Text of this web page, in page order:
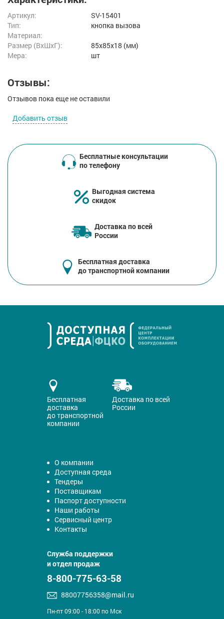
Артикул:
SV-15401
Тип:
кнопка вызова
Материал:
Размер (ВxШxГ):
85x85x18 (мм)
Мера:
шт
Отзывы:
Отзывов пока еще не оставили
Добавить отзыв
Бесплатные консультации
по телефону
Выгодная система
скидок
Доставка по всей
России
Бесплатная доставка
до транспортной компании
Бесплатная
доставка
до транспортной
компании
Доставка по всей
России
О компании
Доступная среда
Тендеры
Поставщикам
Паспорт доступности
Наши работы
Сервисный центр
Контакты
Служба поддержки
и отдел продаж
8-800-775-63-58
88007756358@mail.ru
Пн-пт 09:00 - 18:00 по Мск